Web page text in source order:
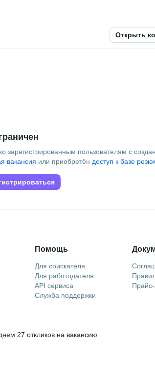
Открыть
зарегистрированным пользователям с
вакансия или приобретён доступ к базе
Помощь
Для соискателя
Для работодателя
API сервиса
Служба поддержки
27 откликов на вакансию